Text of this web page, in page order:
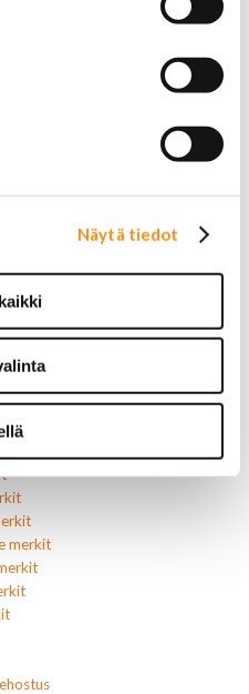
Näytä tiedot
osat
merkit